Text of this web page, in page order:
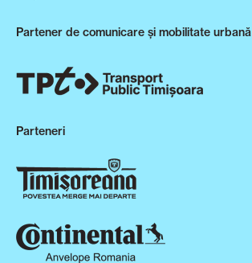
Partener de comunicare și mobilitate urbană
Parteneri